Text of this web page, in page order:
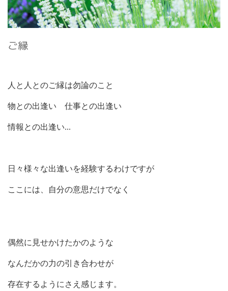
ご縁
人と人とのご縁は勿論のこと
物との出逢い 仕事との出逢い
情報との出逢い...
日々様々な出逢いを経験するわけですが
ここには、自分の意思だけでなく
偶然に見せかけたかのような
なんだかの力の引き合わせが
存在するようにさえ感じます。